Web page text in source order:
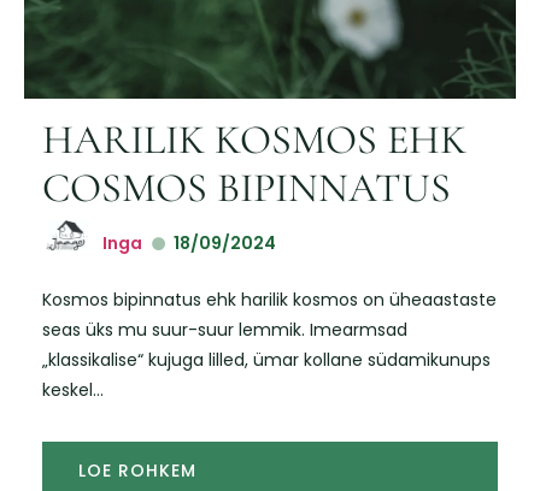
HARILIK KOSMOS EHK
COSMOS BIPINNATUS
Inga 18/09/2024
Kosmos bipinnatus ehk harilik kosmos on üheaastaste
seas üks mu suur-suur lemmik. Imearmsad
„klassikalise“ kujuga lilled, ümar kollane südamikunups
keskel...
LOE ROHKEM